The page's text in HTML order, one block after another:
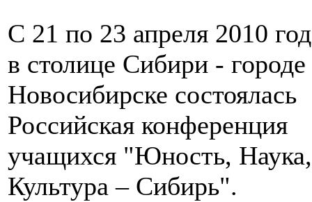
С 21 по 23 апреля 2010
в столице Сибири - городе
Новосибирске состоялась
Российская конференция
учащихся "Юность, Наука,
Культура – Сибирь".